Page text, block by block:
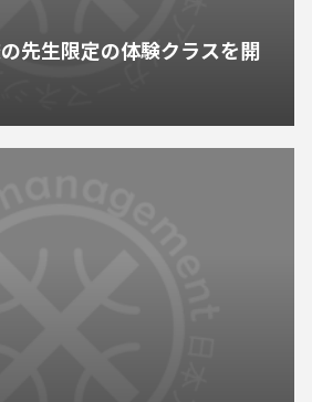
先生限定の体験クラスを開